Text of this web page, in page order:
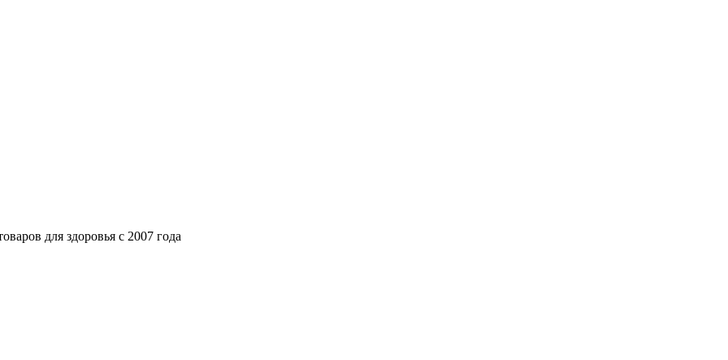
для здоровья с 2007 года